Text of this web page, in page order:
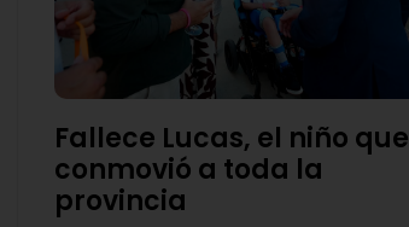
Fallece Lucas, el niño que
conmovió a toda la
provincia